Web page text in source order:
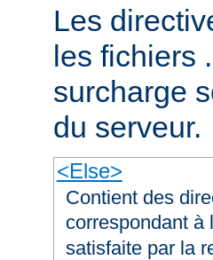
Les
les fichiers
surcharge
du serveur.
<Else>
Contient des
correspondant à
satisfaite par la